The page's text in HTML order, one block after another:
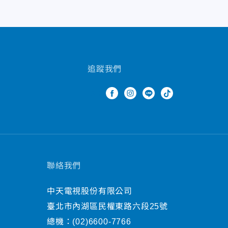
追蹤我們
聯絡我們
中天電視股份有限公司
臺北市內湖區民權東路六段25號
總機： (02)6600-7766